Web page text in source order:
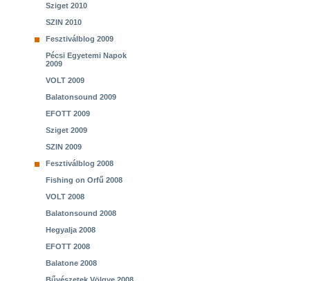
Sziget 2010
SZIN 2010
Fesztiválblog 2009
Pécsi Egyetemi Napok
2009
VOLT 2009
Balatonsound 2009
EFOTT 2009
Sziget 2009
SZIN 2009
Fesztiválblog 2008
Fishing on Orfű 2008
VOLT 2008
Balatonsound 2008
Hegyalja 2008
EFOTT 2008
Balatone 2008